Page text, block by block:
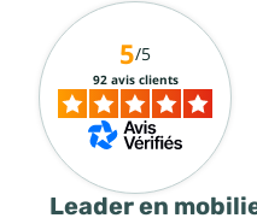
Leader en
5/5
92 avis clients